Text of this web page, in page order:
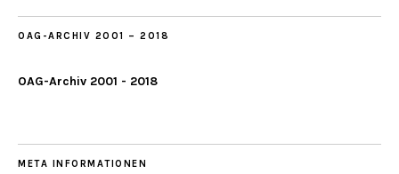
OAG-ARCHIV 2001 – 2018
OAG-Archiv 2001 - 2018
META INFORMATIONEN